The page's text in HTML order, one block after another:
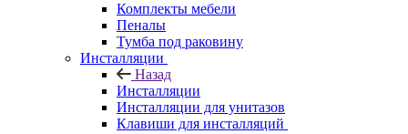
Комплекты мебели
Пеналы
Тумба под раковину
Инсталляции
Назад
Инсталляции
Инсталляции для унитазов
Клавиши для инсталляций